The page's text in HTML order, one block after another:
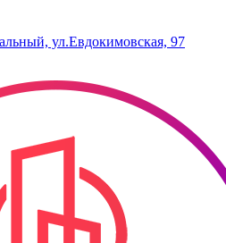
ул.Евдокимовская, 97